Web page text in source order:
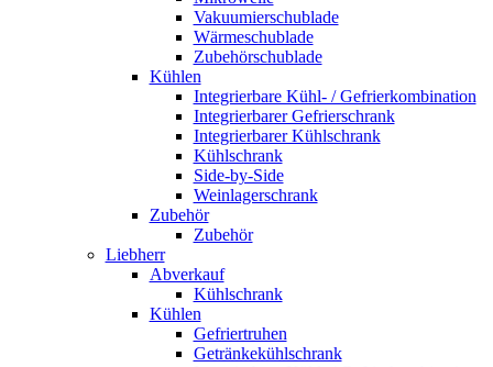
Vakuumierschublade
Wärmeschublade
Zubehörschublade
Kühlen
Integrierbare Kühl- / Gefrierkombination
Integrierbarer Gefrierschrank
Integrierbarer Kühlschrank
Kühlschrank
Side-by-Side
Weinlagerschrank
Zubehör
Zubehör
Liebherr
Abverkauf
Kühlschrank
Kühlen
Gefriertruhen
Getränkekühlschrank